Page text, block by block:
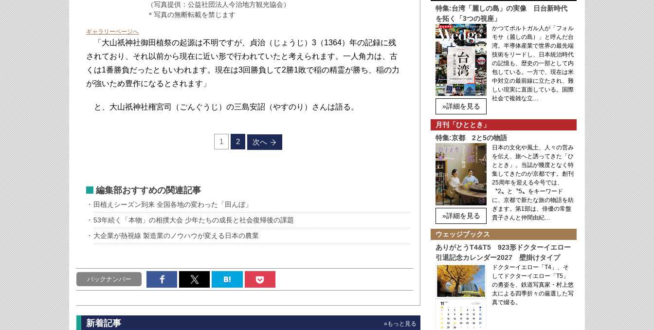
（写真提供：公益社団法人今治地方観光協会）
＊写真の無断転載を禁じます
ギャラリーページへ
「大山祇神社御田植祭の起源は不明ですが、貞治（じょうじ）3（1364）年の記録に残
されており、それ以前から現在に近い形で行われていたと考えられます。一人角力は、古
くは1番勝負だったともいわれます。現在は3回勝負して2勝1敗で稲の精霊が勝ち、稲の力
が強いため豊作になるとされます」
と、大山祇神社権宮司（ごんぐうじ）の三島安詔（やすのり）さんは語る。
1 2 次へ
編集部おすすめの関連記事
田植えシーズン到来 全国各地の変わった「田んぼ」
53年続く「本物」の相撲大会 少年たちの成長と社会復帰後の課題
大企業が熱視線 製造業のノウハウが変える日本の農業
バックナンバー
新着記事 »もっと見る
特集:台湾「麗しの島」の実像 日台新時代
を拓く「3つの視座」
»詳細を見る
かつてポルトガル人が「フォル
モサ（麗しの島）」と呼んだ台
湾。半導体産業で世界の最先端
技術をリードし、日本統治時代
の記憶も、歴史の一部として内
包している。一方で、現在は米
中対立の最前線に立たされ、難
しい現実に直面している。国際
社会で複雑な立…
月刊「ひととき」
特集:京都 2と5の物語
»詳細を見る
日本の文化や風土、人々の営み
を伝え、旅へと誘ってきた「ひ
ととき」。当誌が幾度となく特
集してきたのが京都です。創刊
25周年を迎える今号では、
〝2〟と〝5〟をキーワード
に、京都で新たな旅の物語を紡
ぎます。第1部は、俳優の常盤
貴子さんと仲間由紀…
ウェッジブックス
ありがとうT4&T5 923形ドクターイエロー
引退記念カレンダー2027 壁掛けタイプ
ドクターイエロー「T4」、そ
してドクターイエロー「T5」
の勇姿を、鉄道写真家・村上悠
太による四季折々の厳選した写
真で綴る。